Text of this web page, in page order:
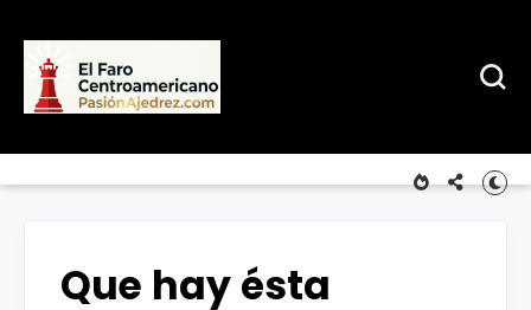
Que hay ésta